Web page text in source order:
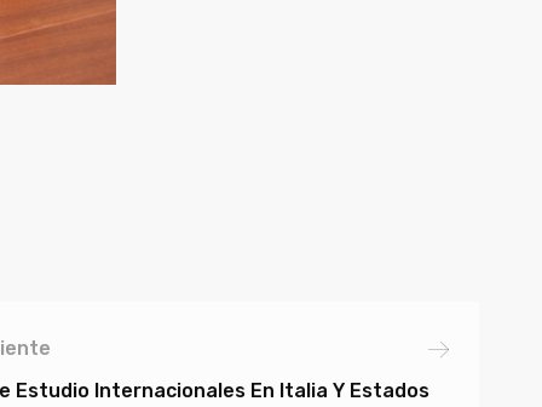
Estudio Internacionales En Italia Y Estados